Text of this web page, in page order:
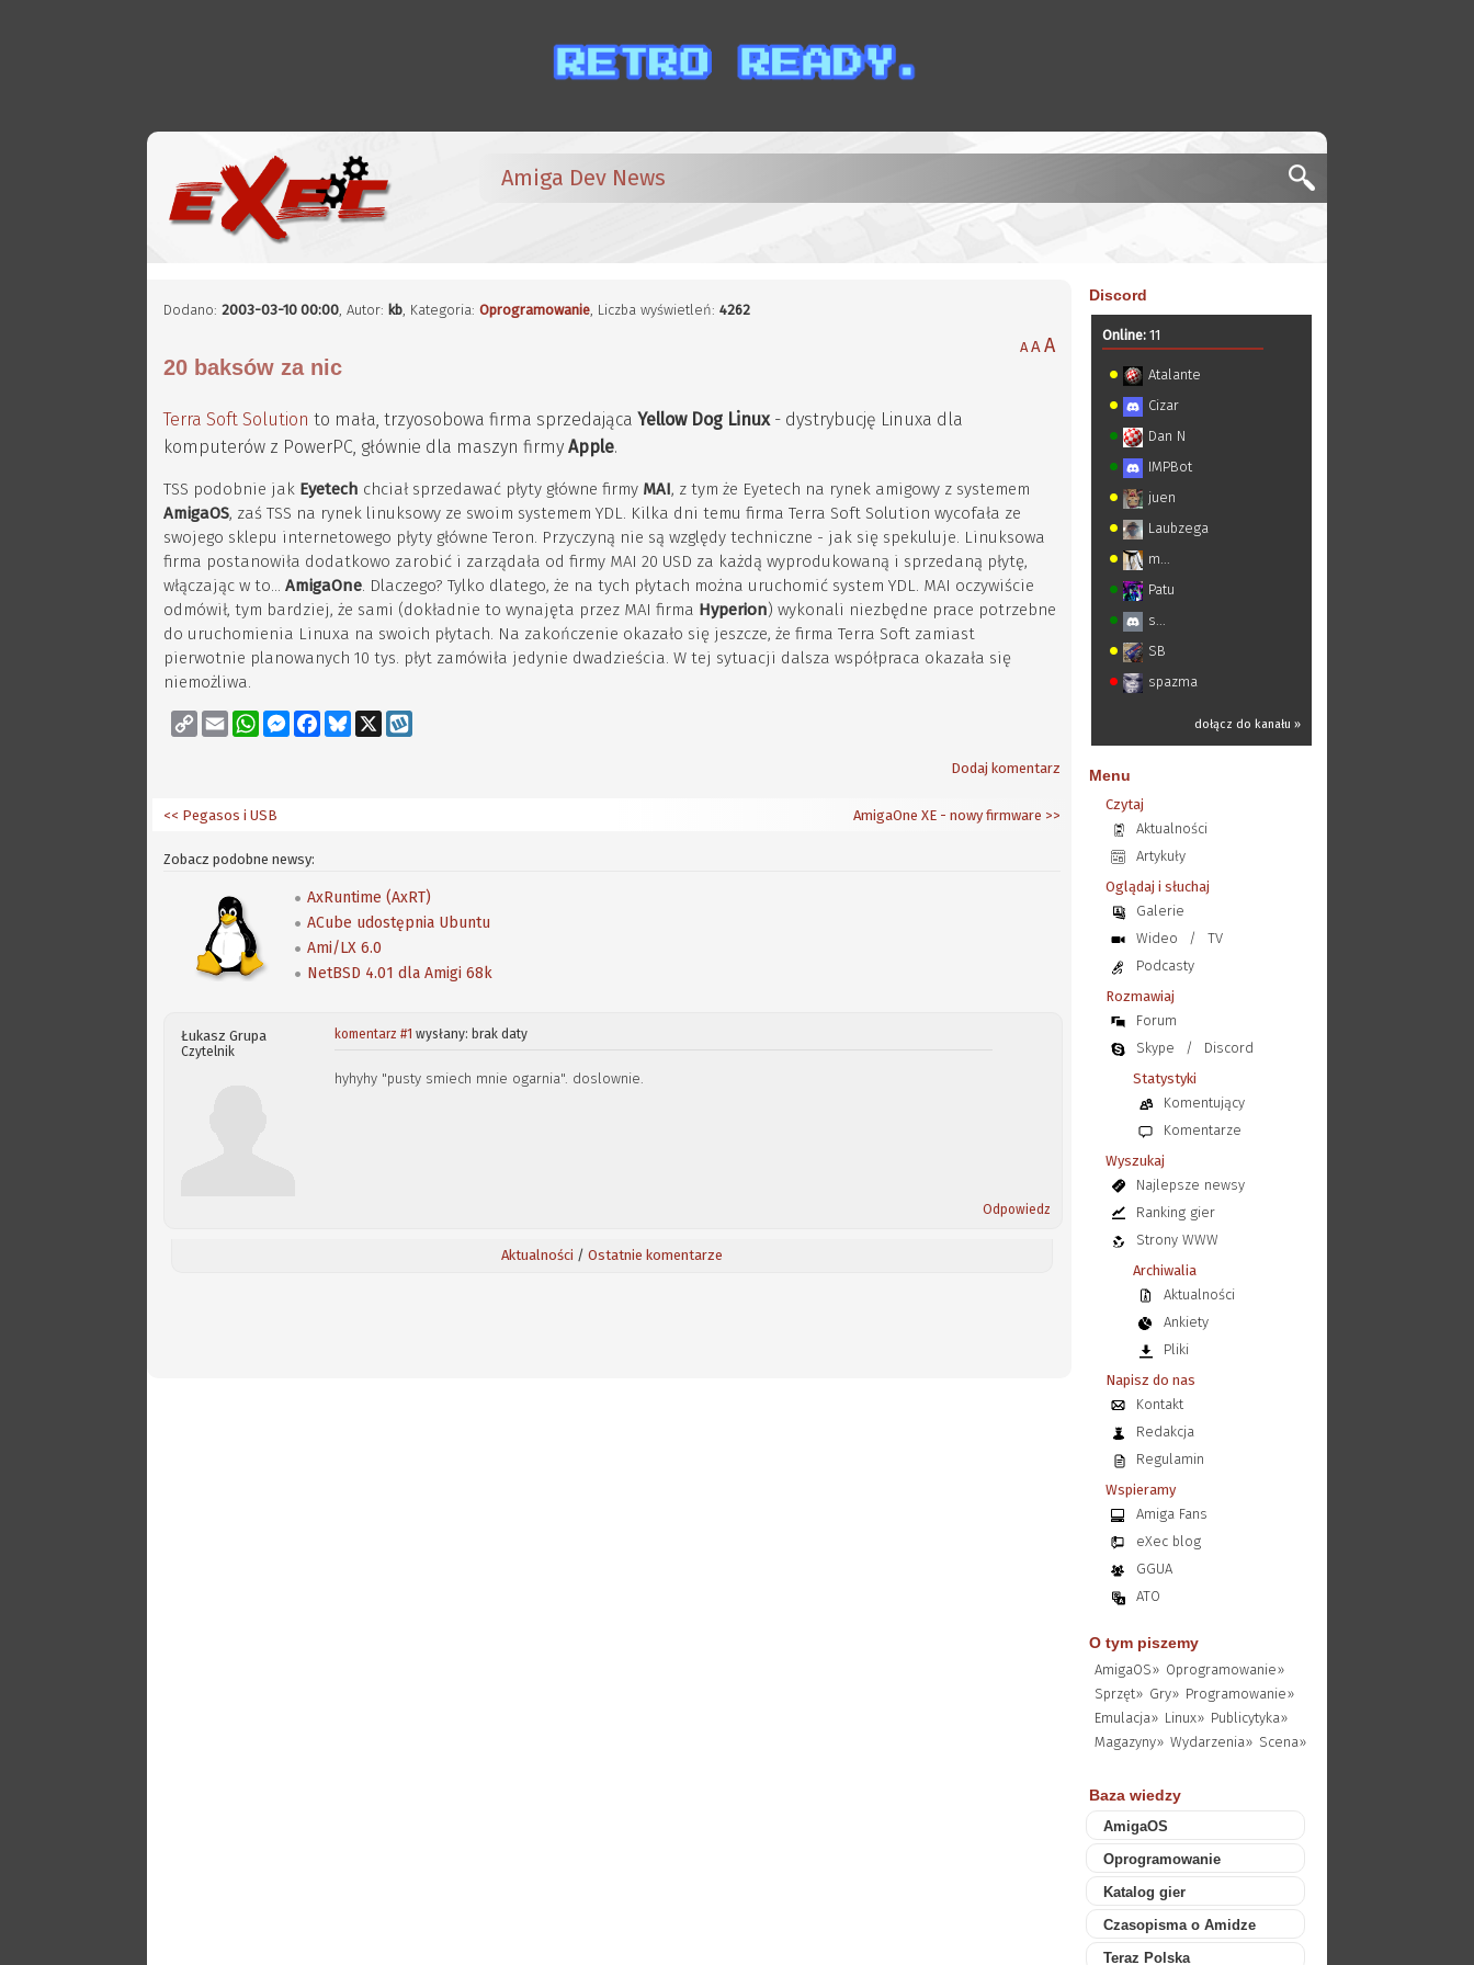
Amiga Dev News
Dodano:2003-03-10 00:00,Autor: kb, Kategoria:Oprogramowanie, Liczba wyświetleń:4262
A AA
20 baksów za nic
Terra Soft Solution to mała, trzyosobowa firma sprzedającaYellow Dog Linux- dystrybucję Linuxa dla
komputerów z PowerPC, głównie dla maszyn firmyApple.
TSS podobnie jak Eyetech chciał sprzedawać płyty główne firmy MAI, z tym że Eyetech na rynek amigowy z systemem
AmigaOS, zaś TSS na rynek linuksowy ze swoim systemem YDL. Kilka dni temu firma Terra Soft Solution wycofała ze
swojego sklepu internetowego płyty główne Teron. Przyczyną nie są względy techniczne - jak się spekuluje. Linuksowa
firma postanowiła dodatkowo zarobić i zarządała od firmy MAI 20 USD za każdą wyprodukowaną i sprzedaną płytę,
włączając w to...AmigaOne. Dlaczego? Tylko dlatego, że na tych płytach można uruchomić system YDL. MAI oczywiście
odmówił, tym bardziej, że sami (dokładnie to wynajęta przez MAI firma Hyperion) wykonali niezbędne prace potrzebne
do uruchomienia Linuxa na swoich płytach. Na zakończenie okazało się jeszcze, że firma Terra Soft zamiast
pierwotnie planowanych 10 tys. płyt zamówiła jedynie dwadzieścia. W tej sytuacji dalsza współpraca okazała się
niemożliwa.
Copy
Link
Email WhatsAppMessenger
FacebookBluesky
X
Dodaj komentarz
AmigaOne XE - nowy firmware >>
<< Pegasos i USB
Zobacz podobne newsy:
AxRuntime (AxRT)
ACube udostępnia Ubuntu
Ami/LX 6.0
NetBSD 4.01 dla Amigi 68k
Łukasz Grupa
Czytelnik
komentarz #1 wysłany: brak daty
hyhyhy "pusty smiech mnie ogarnia". doslownie.
Odpowiedz
Aktualności / Ostatnie komentarze
Discord
Online:11
Atalante
Cizar
Dan N
IMPBot
juen
Laubzega
m...
Patu
s...
SB
spazma
dołącz do kanału »
Menu
Czytaj
Aktualności
Artykuły
Oglądaj i słuchaj
Galerie
Wideo
/
TV
Podcasty
Rozmawiaj
Forum
Skype
/
Discord
Statystyki
Komentujący
Komentarze
Wyszukaj
Najlepsze newsy
Ranking gier
Strony WWW
Archiwalia
Aktualności
Ankiety
Pliki
Napisz do nas
Kontakt
Redakcja
Regulamin
Wspieramy
Amiga Fans
eXec blog
GGUA
ATO
O tym piszemy
AmigaOS» Oprogramowanie»
Sprzęt» Gry» Programowanie»
Emulacja» Linux» Publicytyka»
Magazyny» Wydarzenia» Scena»
Baza wiedzy
AmigaOS
Oprogramowanie
Katalog gier
Czasopisma o Amidze
Teraz Polska